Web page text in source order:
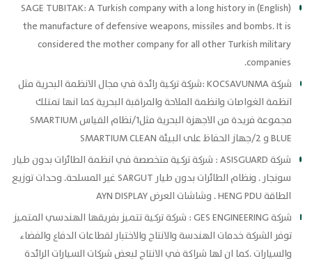
(English) SAGE TUBITAK: A Turkish company with a long history in
the manufacture of defensive weapons, missiles and bombs. It is
considered the mother company for all other Turkish military
companies.
شركة KOCSAVUNMA :شركة تركية رائدة في مجال الانظمة البحرية مثل
انظمة الغواصات وانظمة الملاحة والمراقبة البحرية كما انها تمتلك
مجموعة فريدة من الاجهزة البحرية مثل1/نظام القياس SMARTIUM
BLUE و 2/جهاز الحفاظ على البيئة SMARTIUM CLEAN
شركة ASISGUARD : شركة تركية متخصصة في انظمة الطائرات بدون طيار
سونجار . ونظام الطائرات بدون طيار SARGUT غير المسلحة. وحدات توزيع
الطاقة HENG PDU . وشاشات العرض AYN DISPLAY
شركة GES ENGINEERING : شركة تركية تتميز بفريقها الهندسي المتميز
توفر الشركة خدمات الهندسة والانتاج والاختبار لقطاعات الدفاع والفضاء
والسيارات .كما ان لها شراكة في الانتاج لبعض شركات السيارات الرائدة